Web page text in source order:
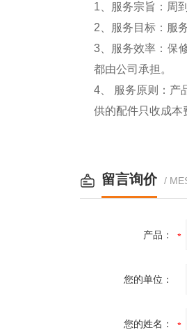
1、服务宗旨：周
2、服务目标：服
3、服务效率：保
都由公司承担。
4、 服务原则：产
供的配件只收成本
留言询价 /
产品：
您的单位：
您的姓名：